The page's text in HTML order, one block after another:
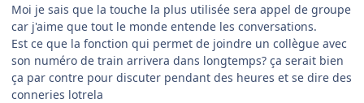
Moi je sais que la touche la plus utilisée sera appel de groupe
car j'aime que tout le monde entende les conversations.
Est ce que la fonction qui permet de joindre un collègue avec
son numéro de train arrivera dans longtemps? ça serait bien
ça par contre pour discuter pendant des heures et se dire des
conneries lotrela